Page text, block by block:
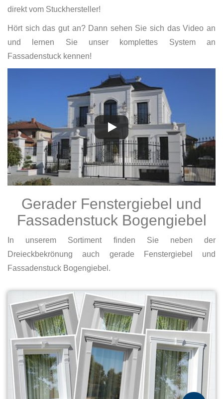
direkt vom Stuckhersteller!
Hört sich das gut an? Dann sehen Sie sich das Video an
und lernen Sie unser komplettes System an
Fassadenstuck kennen!
Gerader Fenstergiebel und
Fassadenstuck Bogengiebel
In unserem Sortiment finden Sie neben der
Dreieckbekrönung auch gerade Fenstergiebel und
Fassadenstuck Bogengiebel.